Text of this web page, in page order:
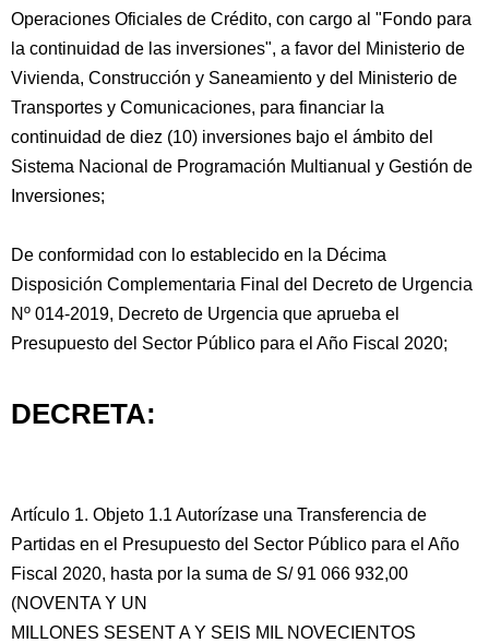
Operaciones Oficiales de Crédito, con cargo al "Fondo para
la continuidad de las inversiones", a favor del Ministerio de
Vivienda, Construcción y Saneamiento y del Ministerio de
Transportes y Comunicaciones, para financiar la
continuidad de diez (10) inversiones bajo el ámbito del
Sistema Nacional de Programación Multianual y Gestión de
Inversiones;
De conformidad con lo establecido en la Décima
Disposición Complementaria Final del Decreto de Urgencia
Nº 014-2019, Decreto de Urgencia que aprueba el
Presupuesto del Sector Público para el Año Fiscal 2020;
DECRETA:
Artículo 1. Objeto 1.1 Autorízase una Transferencia de
Partidas en el Presupuesto del Sector Público para el Año
Fiscal 2020, hasta por la suma de S/ 91 066 932,00
(NOVENTA Y UN
MILLONES SESENT A Y SEIS MIL NOVECIENTOS